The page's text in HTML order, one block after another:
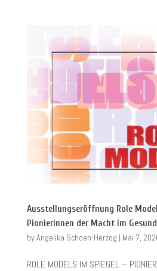
Ausstellungseröffnung Role
Pionierinnen der Macht im
byAngelika Schoen-Herzog | Mai 7,
ROLE MODELS IM SPIEGEL –